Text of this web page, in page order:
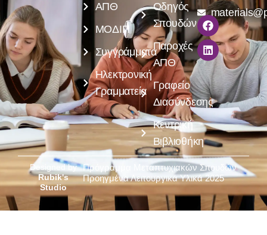
ΑΠΘ
ΜΟΔΙΠ
Συγγράμματα
Ηλεκτρονική
Γραμματεία
Οδηγός
Σπουδών
Παροχές
ΑΠΘ
Γραφείο
Διασύνδεσης
Κεντρική
Βιβλιοθήκη
Designed by
Rubik's
Studio
Πρόγραμμα Μεταπτυχιακών Σπουδών
Προηγμένα Λειτουργικά Υλικά 2025